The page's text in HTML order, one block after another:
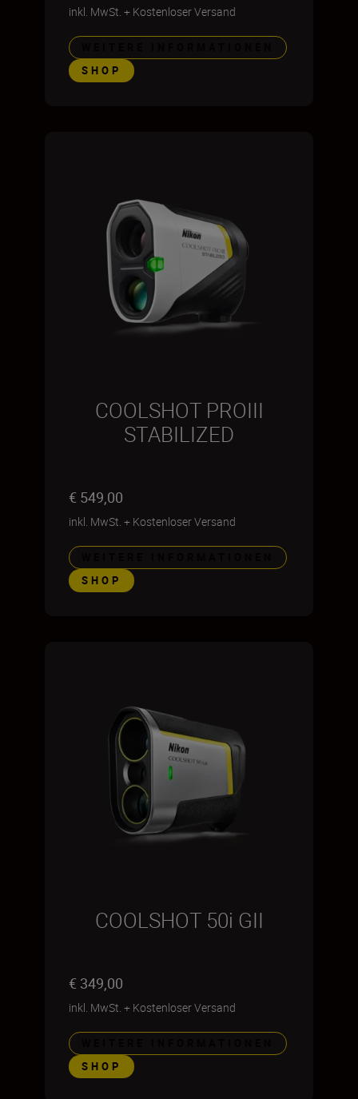
inkl. MwSt. + Kostenloser Versand
SHOP
COOLSHOT PROIII
STABILIZED
€ 549,00
inkl. MwSt. + Kostenloser Versand
SHOP
COOLSHOT 50i GII
€ 349,00
inkl. MwSt. + Kostenloser Versand
SHOP